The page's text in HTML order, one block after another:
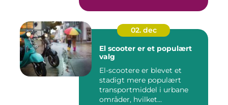
02. dec
El scooter er et populært
valg
El-scootere er blevet et
stadigt mere populært
transportmiddel i urbane
områder, hvilket...